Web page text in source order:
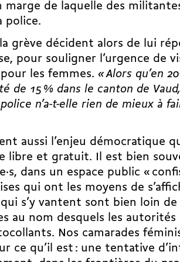
marge de laquelle des
police.
grève décident alors de lui
pour souligner l’urgence de
les femmes. « Alors qu’en
de 15 % dans le canton de
n’a-t-elle rien de mieux à
aussi l’enjeu démocratique
libre et gratuit. Il est bien
dans un espace public «
qui ont les moyens de
s’y vantent sont bien loin
au nom desquels les autorités
Nos camarades
ce qu’il est : une tentative